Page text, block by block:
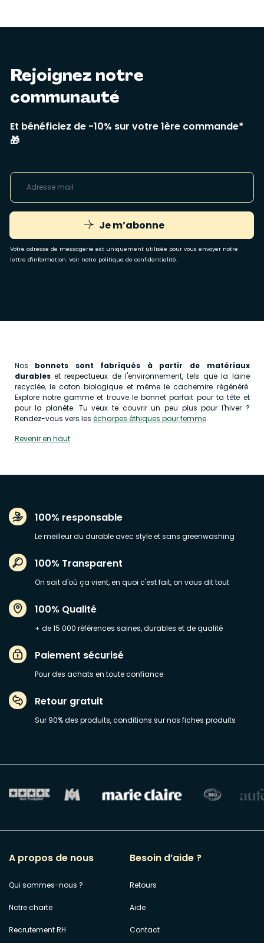
Rejoignez notre
communauté
Et bénéficiez de -10% sur votre 1ère commande*
🎁
Je m’abonne
Votre adresse de messagerie est uniquement utilisée pour vous envoyer notre
lettre d'information. Voir notre politique de confidentialité.
Nos bonnets sont fabriqués à partir de matériaux
durableset respectueux de l'environnement, tels que la laine
recyclée, le coton biologique et même le cachemire régénéré.
Explore notre gamme et trouve le bonnet parfait pour ta tête et
pour la planète. Tu veux te couvrir un peu plus pour l'hiver ?
Rendez-vous vers les écharpes éthiques pour femme.
Revenir en haut
100% responsable
Le meilleur du durable avec style et sans greenwashing
100% Transparent
On sait d'où ça vient, en quoi c'est fait, on vous dit tout
100% Qualité
+ de 15 000 références saines, durables et de qualité
Paiement sécurisé
Pour des achats en toute confiance
Retour gratuit
Sur 90% des produits, conditions sur nos fiches produits
A propos de nous
Qui sommes-nous ?
Notre charte
Recrutement RH
Besoin d’aide ?
Retours
Aide
Contact